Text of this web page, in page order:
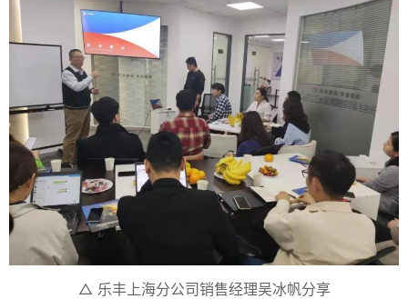
△ 乐丰上海分公司销售经理吴冰帆分享